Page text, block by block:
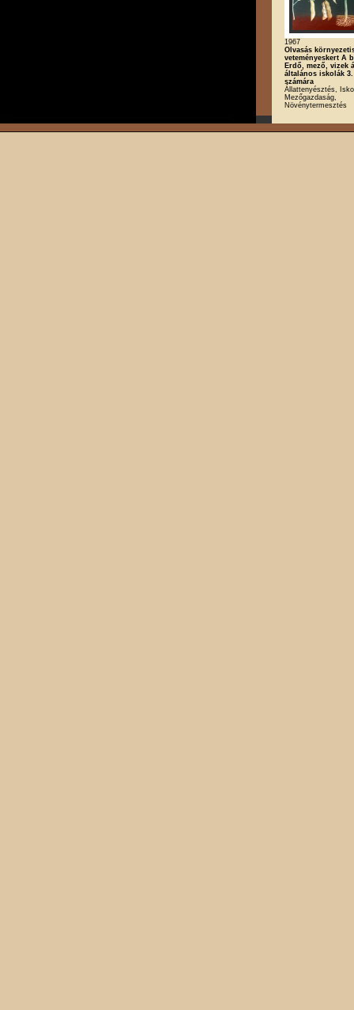
1967
Olvasás
veteményeskert A
Erdő, mező, vizek
általános iskolák
számára
Állattenyésztés,
Mezőgazdaság,
Növénytermesztés